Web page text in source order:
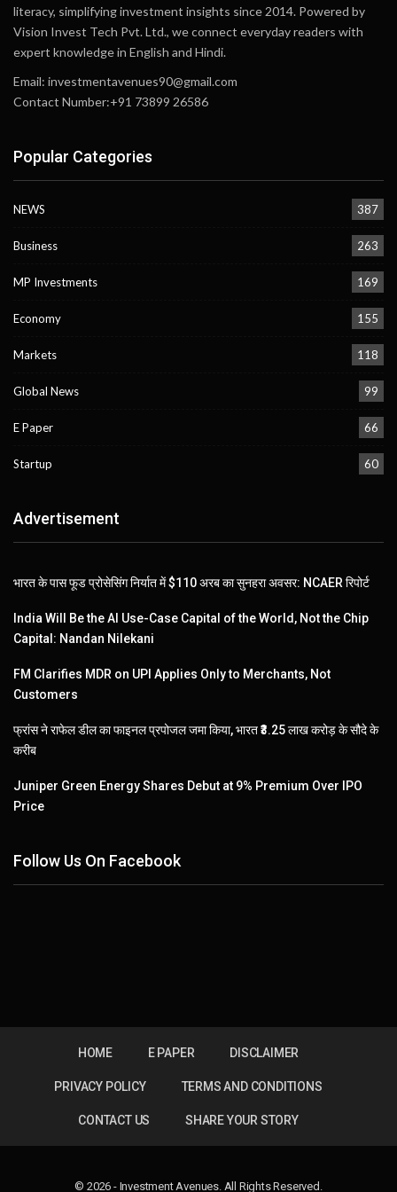
literacy, simplifying investment insights since 2014. Powered by
Vision Invest Tech Pvt. Ltd., we connect everyday readers with
expert knowledge in English and Hindi.
Email: investmentavenues90@gmail.com
Contact Number:+91 73899 26586
Popular Categories
NEWS 387
Business 263
MP Investments 169
Economy 155
Markets 118
Global News 99
E Paper 66
Startup 60
Advertisement
भारत के पास फूड प्रोसेसिंग निर्यात में $110 अरब का सुनहरा अवसर: NCAER रिपोर्ट
India Will Be the AI Use-Case Capital of the World, Not the Chip
Capital: Nandan Nilekani
FM Clarifies MDR on UPI Applies Only to Merchants, Not
Customers
फ्रांस ने राफेल डील का फाइनल प्रपोजल जमा किया, भारत ₹3.25 लाख करोड़ के सौदे के
करीब
Juniper Green Energy Shares Debut at 9% Premium Over IPO
Price
Follow Us On Facebook
HOME E PAPER DISCLAIMER
PRIVACY POLICY TERMS AND CONDITIONS
CONTACT US SHARE YOUR STORY
© 2026 - Investment Avenues. All Rights Reserved.